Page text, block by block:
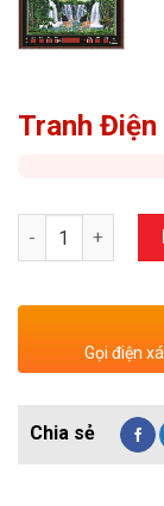
Tranh Điện
Số lượng
Gọi điện